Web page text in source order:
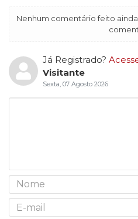
Nenhum comentário feito
Já Registrado?
Visitante
Sexta, 07 Agosto 2026